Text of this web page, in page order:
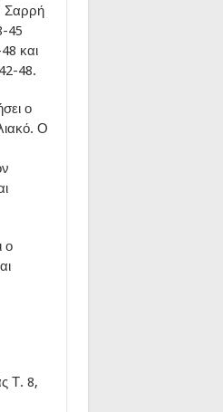
Σαρρή
45
και
48.
ο
Ο
ο
Τ. 8,